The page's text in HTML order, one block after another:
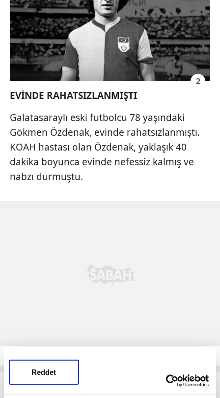
Reddet
2
EVİNDE RAHATSIZLANMIŞTI
Galatasaraylı eski futbolcu 78 yaşındaki
Gökmen Özdenak, evinde rahatsızlanmıştı.
KOAH hastası olan Özdenak, yaklaşık 40
dakika boyunca evinde nefessiz kalmış ve
nabzı durmuştu.